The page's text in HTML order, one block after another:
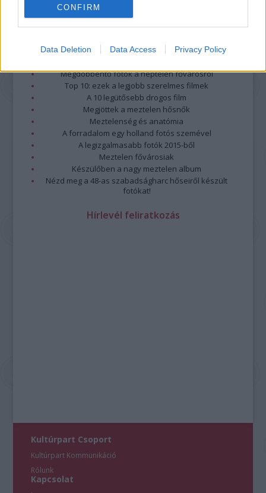
CONFIRM
Data Deletion Data Access Privacy Policy
Legolvasottabb
Megdöbbentő fotók a néptelen fővárosról
Top 10: ezek a legjobb szerelmes filmek
A 10 legütősebb drogos film
Megjöttek a meztelen hősnők
Meztelenség és anatómia
A forradalom egy holland fotós szemével
A legizgalmasabb fotók 2015-ből
Meztelen fővárosiak
Készülőben a nagy meztelen album
Nézd meg a 48-as szabadságharc hőseiről készült
fotókat!
Hírlevél feliratkozás
Kultúrpart Csoport
Kultúrpart Kommunikáció
Rólunk
Kapcsolat